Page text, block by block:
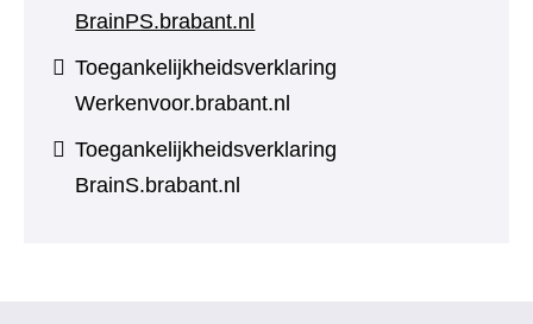
BrainPS.brabant.nl
Toegankelijkheidsverklaring
Werkenvoor.brabant.nl
Toegankelijkheidsverklaring
BrainS.brabant.nl